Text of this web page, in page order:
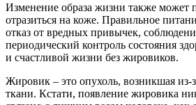
Изменение образа жизни также может
отразиться на коже. Правильное
отказ от вредных привычек,
периодический контроль состояния
и счастливой жизни без жировиков.
Жировик – это опухоль, возникшая из-
ткани. Кстати, появление жировика